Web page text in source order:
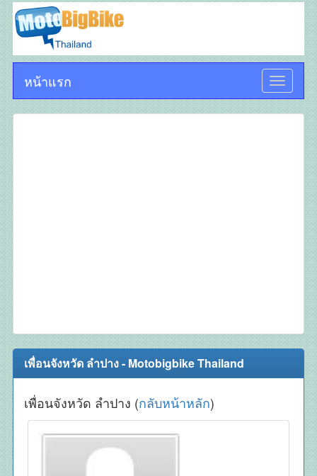
Toggle
หน้าแรก
เพื่อนจังหวัด ลำปาง - Motobigbike Thailand
เพื่อนจังหวัด ลำปาง (กลับหน้าหลัก)